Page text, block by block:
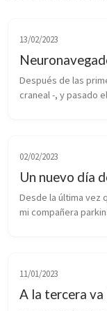
13/02/2023
Después de las
craneal -, y pasado
02/02/2023
Un nuevo día
Desde la última vez
mi compañera
11/01/2023
A la tercera va